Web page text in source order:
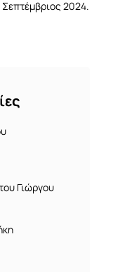
Σεπτέμβριος 2024.
Γιώργου